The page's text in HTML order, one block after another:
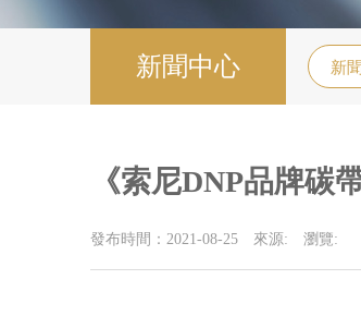
新聞中心 新
《索尼DNP品牌碳
發布時間：2021-08-25 來源: 瀏覽: